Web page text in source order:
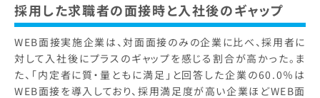
採用した求職者の面接時と入社後のギャップ
WEB面接実施企業は、対面面接のみの企業に比べ、採用者に
対して入社後にプラスのギャップを感じる割合が高かった。ま
た、「内定者に質・量ともに満足」と回答した企業の60.0％は
WEB面接を導入しており、採用満足度が高い企業ほどWEB面